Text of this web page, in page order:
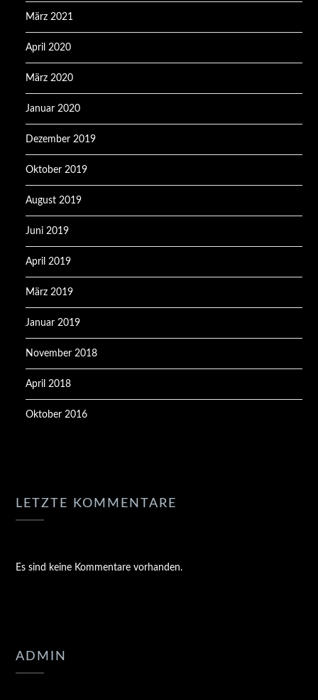
März 2021
April 2020
März 2020
Januar 2020
Dezember 2019
Oktober 2019
August 2019
Juni 2019
April 2019
März 2019
Januar 2019
November 2018
April 2018
Oktober 2016
LETZTE KOMMENTARE
Es sind keine Kommentare vorhanden.
ADMIN